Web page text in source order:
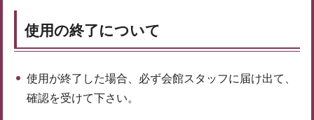
使用の終了について
使用が終了した場合、必ず会館スタッフに届け出て、
確認を受けて下さい。